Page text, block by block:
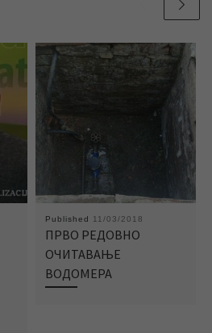
Published 11/03/2018
ПРВО РЕДОВНО
ОЧИТАВАЊЕ
ВОДОМЕРА